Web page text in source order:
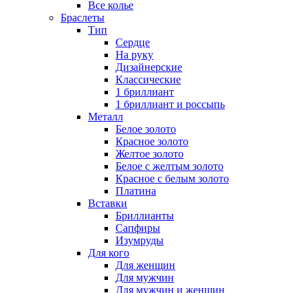
Все колье
Браслеты
Тип
Сердце
На руку
Дизайнерские
Классические
1 бриллиант
1 бриллиант и россыпь
Металл
Белое золото
Красное золото
Желтое золото
Белое с желтым золото
Красное с белым золото
Платина
Вставки
Бриллианты
Сапфиры
Изумруды
Для кого
Для женщин
Для мужчин
Для мужчин и женщин